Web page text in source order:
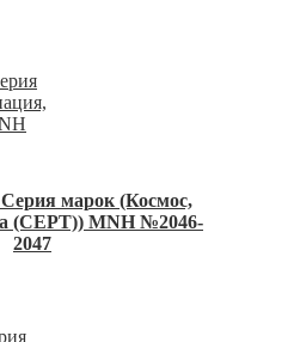
марок (Космос,
(CEPT)) MNH №2046-
2047